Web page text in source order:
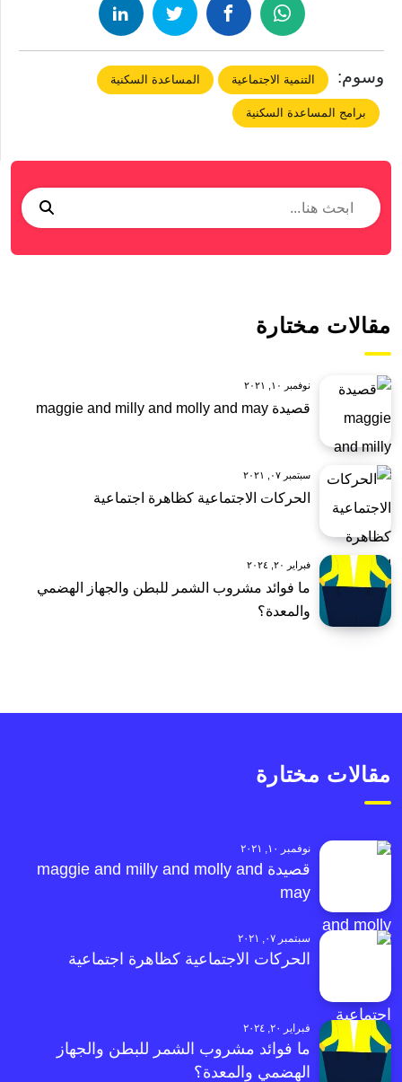
وسوم: التنمية الاجتماعية المساعدة السكنية
برامج المساعدة السكنية
مقالات مختارة
نوفمبر ١٠, ٢٠٢١
قصيدة maggie and milly and molly and may
سبتمبر ٠٧, ٢٠٢١
الحركات الاجتماعية كظاهرة اجتماعية
فبراير ٢٠, ٢٠٢٤
ما فوائد مشروب الشمر للبطن والجهاز الهضمي
والمعدة؟
مقالات مختارة
نوفمبر ١٠, ٢٠٢١
قصيدة maggie and milly and molly and
may
سبتمبر ٠٧, ٢٠٢١
الحركات الاجتماعية كظاهرة اجتماعية
فبراير ٢٠, ٢٠٢٤
ما فوائد مشروب الشمر للبطن والجهاز
الهضمي والمعدة؟